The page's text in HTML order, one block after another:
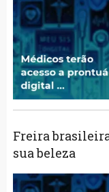
Freira
sua beleza